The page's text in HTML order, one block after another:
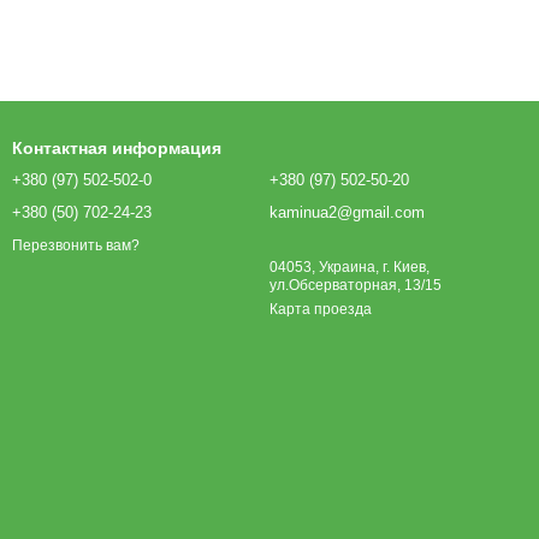
Контактная информация
+380 (97) 502-502-0
+380 (50) 702-24-23
Перезвонить вам?
+380 (97) 502-50-20
kaminua2@gmail.com
04053, Украина, г. Киев,
ул.Обсерваторная, 13/15
Карта проезда